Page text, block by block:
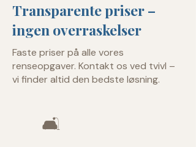
Transparente priser –
ingen overraskelser
Faste priser på alle vores
renseopgaver. Kontakt os ved tvivl –
vi finder altid den bedste løsning.
🛋️